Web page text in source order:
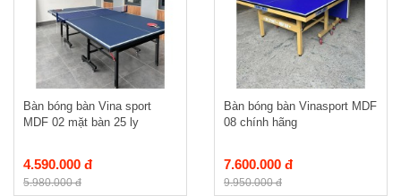
Bàn bóng bàn Vina sport
MDF 02 mặt bàn 25 ly
4.590.000 đ
5.980.000 đ
Bàn bóng bàn Vinasport MDF
08 chính hãng
7.600.000 đ
9.950.000 đ